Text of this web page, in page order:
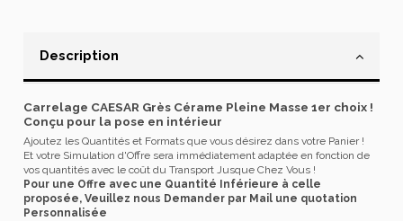
Description
Carrelage CAESAR Grès Cérame Pleine Masse 1er choix !
Conçu pour la pose en intérieur
Ajoutez les Quantités et Formats que vous désirez dans votre Panier !
Et votre Simulation d'Offre sera immédiatement adaptée en fonction de
vos quantités avec le coût du Transport Jusque Chez Vous !
Pour une Offre avec une Quantité Inférieure à celle
proposée, Veuillez nous Demander par Mail une quotation
Personnalisée